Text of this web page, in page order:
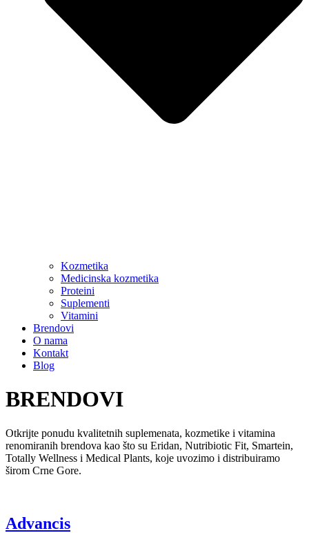
Kozmetika
Medicinska kozmetika
Proteini
Suplementi
Vitamini
Brendovi
O nama
Kontakt
Blog
BRENDOVI
Otkrijte ponudu kvalitetnih suplemenata, kozmetike i vitamina
renomiranih brendova kao što su Eridan, Nutribiotic Fit, Smartein,
Totally Wellness i Medical Plants, koje uvozimo i distribuiramo
širom Crne Gore.
Advancis